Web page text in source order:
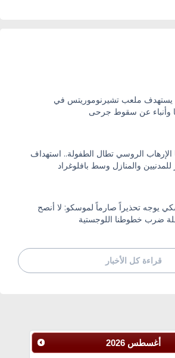
ملعب تشيرنوموريتس في
وأنباء عن سقوط جرحى
الإرهاب الروسي تطال الطفولة.. استهداف
والمنازل وسط بافلوغراد
يوجه تحذيراً صارماً لموسكو: لا أنصح
ضرب خطوطنا اللوجستية
قراءة كل الأخبار
أغسطس 2026